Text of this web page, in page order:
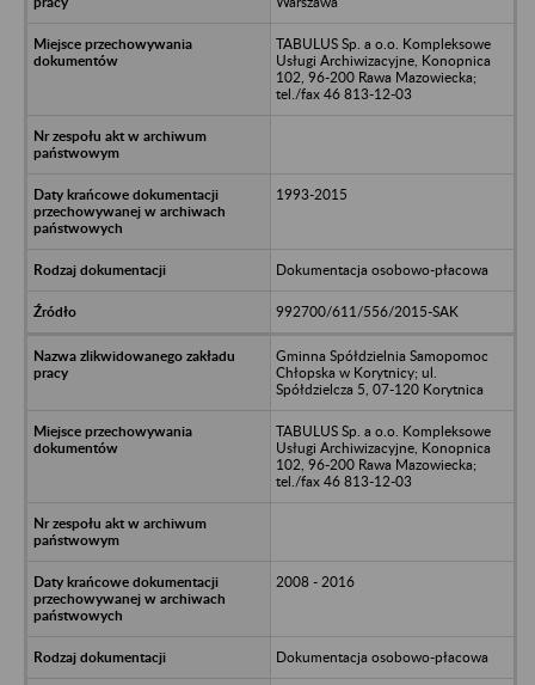
TABULUS Sp. a o.o. Kompleksowe
Usługi Archiwizacyjne, Konopnica
102, 96-200 Rawa Mazowiecka;
tel./fax 46 813-12-03
1993-2015
Dokumentacja osobowo-płacowa
992700/611/556/2015-SAK
Gminna Spółdzielnia Samopomoc
Chłopska w Korytnicy; ul.
Spółdzielcza 5, 07-120 Korytnica
TABULUS Sp. a o.o. Kompleksowe
Usługi Archiwizacyjne, Konopnica
102, 96-200 Rawa Mazowiecka;
tel./fax 46 813-12-03
2008 - 2016
Dokumentacja osobowo-płacowa